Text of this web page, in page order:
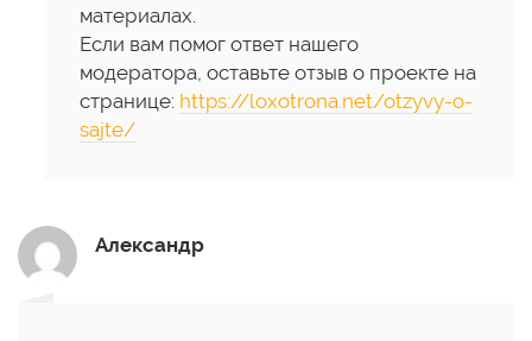
материалах.
Если вам помог ответ нашего
модератора, оставьте отзыв о проекте на
странице: https://loxotrona.net/otzyvy-o-
sajte/
Александр